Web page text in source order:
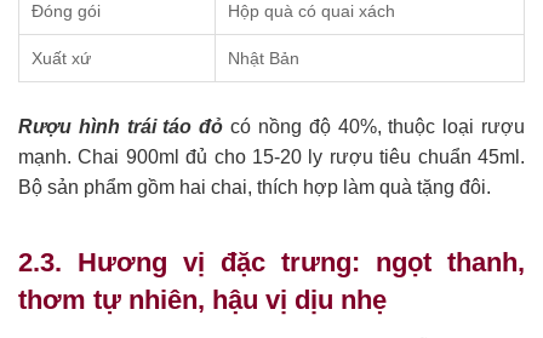
Đóng gói Hộp quà có quai xách
Xuất xứ Nhật Bản
Rượu hình trái táo đỏ có nồng độ 40%, thuộc loại rượu
mạnh. Chai 900ml đủ cho 15-20 ly rượu tiêu chuẩn 45ml.
Bộ sản phẩm gồm hai chai, thích hợp làm quà tặng đôi.
2.3. Hương vị đặc trưng: ngọt thanh,
thơm tự nhiên, hậu vị dịu nhẹ